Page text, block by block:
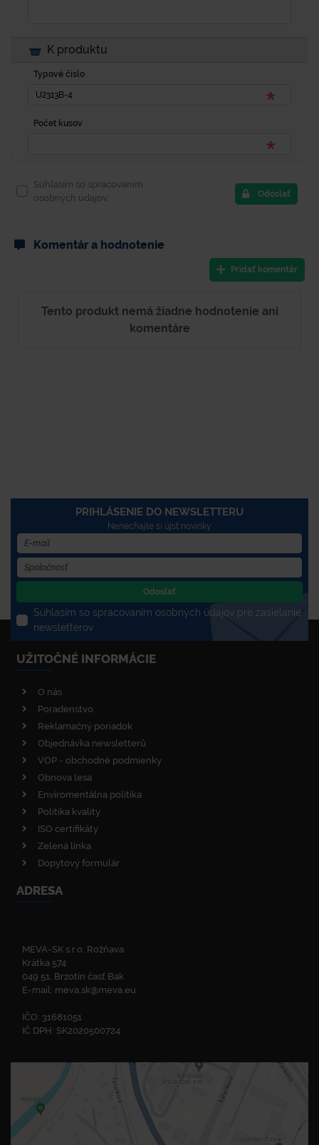
K produktu
Typové číslo
Počet kusov
Súhlasím so spracovaním
osobných údajov.
Odoslať
Komentár a hodnotenie
Pridať komentár
Tento produkt nemá žiadne hodnotenie ani
komentáre
PRIHLÁSENIE DO NEWSLETTERU
Nenechajte si újsť novinky
Odoslať
Súhlasím so spracovaním osobných údajov pre zasielanie
newsletterov
UŽITOČNÉ INFORMÁCIE
O nás
Poradenstvo
Reklamačný poriadok
Objednávka newsletterů
VOP - obchodné podmienky
Obnova lesa
Enviromentálna politika
Politika kvality
ISO certifikáty
Zelená linka
Dopytový formulár
ADRESA
MEVA-SK s.r.o. Rožňava
Krátka 574
049 51, Brzotín časť Bak
E-mail: meva.sk@meva.eu
IČO: 31681051
IČ DPH: SK2020500724